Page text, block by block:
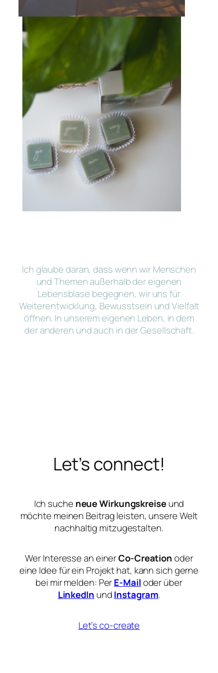
Ich glaube daran, dass wenn wir Menschen
und Themen außerhalb der eigenen
Lebensblase begegnen, wir uns für
Weiterentwicklung, Bewusstsein und Vielfalt
öffnen. In unserem eigenen Leben, in dem
der anderen und auch in der Gesellschaft.
Let’s connect!
Ich suche neue Wirkungskreiseund
möchte meinen Beitrag leisten, unsere Welt
nachhaltig mitzugestalten.
Wer Interesse an einerCo-Creationoder
eine Idee für ein Projekt hat, kann sich gerne
bei mir melden: PerE-Mailoder über
LinkedIn undInstagram.
Let’s co-create